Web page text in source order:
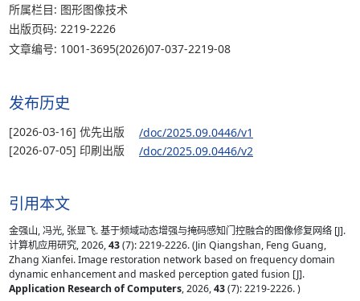
所属栏目: 图形图像技术
出版页码: 2219-2226
文章编号: 1001-3695(2026)07-037-2219-08
发布历史
[2026-03-16] 优先出版
/doc/2025.09.0446/v1
[2026-07-05] 印刷出版
/doc/2025.09.0446/v2
引用本文
金强山, 冯光, 张显飞. 基于频域动态增强与掩码感知门控融合的图像修复网络 [J].
计算机应用研究, 2026,43(7): 2219-2226. (Jin Qiangshan, Feng Guang,
Zhang Xianfei. Image restoration network based on frequency domain
dynamic enhancement and masked perception gated fusion [J].
Application Research of Computers, 2026,43(7): 2219-2226. )